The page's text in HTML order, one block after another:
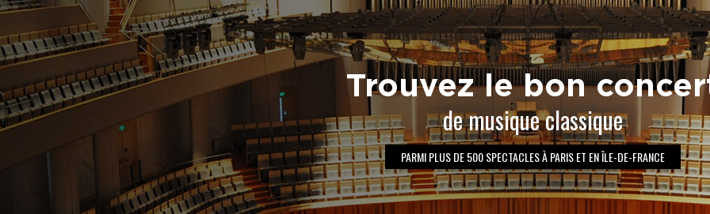
Trouvez le bon
de musique classique
PARMI PLUS DE 500 SPECTACLES À PARIS ET EN ÎLE-DE-FRANCE